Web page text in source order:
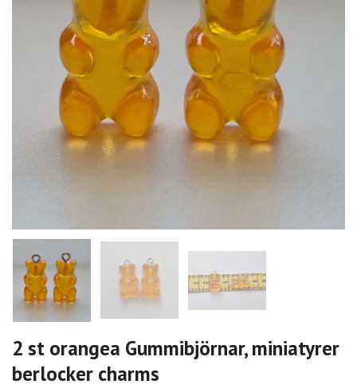
2 st orangea Gummibjörnar, miniatyrer
berlocker charms